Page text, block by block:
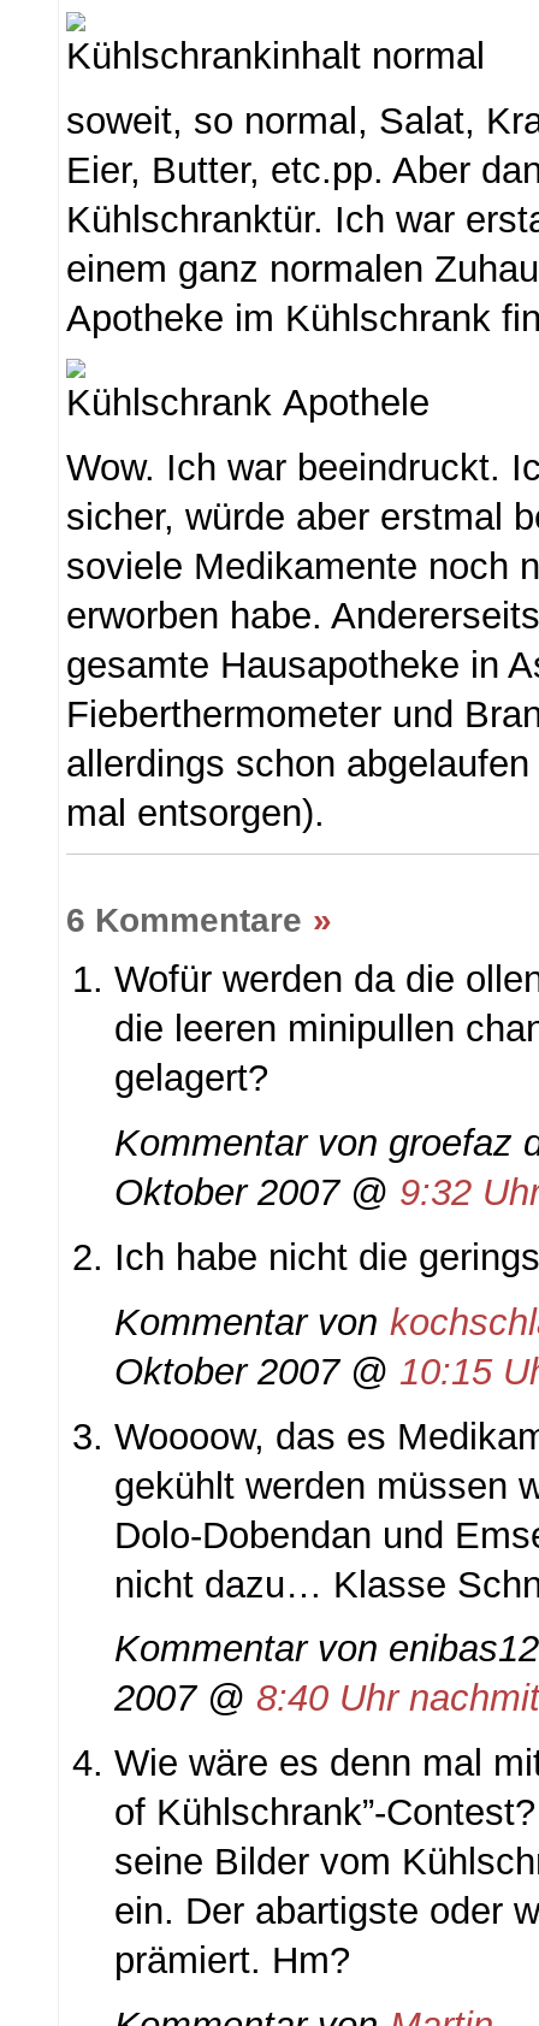
soweit, so normal, Salat,
Eier, Butter, etc.pp. Aber
Kühlschranktür. Ich war
einem ganz normalen
Apotheke im Kühlschrank
Wow. Ich war beeindruckt.
sicher, würde aber erstmal
soviele Medikamente noch
erworben habe.
gesamte Hausapotheke in
Fieberthermometer und
allerdings schon
mal entsorgen).
6 Kommentare »
Wofür werden da die
die leeren minipullen
gelagert?
Kommentar von groefaz
Oktober 2007 @ 9:32
Ich habe nicht die
Kommentar von
Oktober 2007 @ 10:15
Woooow, das es
gekühlt werden müssen
Dolo-Dobendan und
nicht dazu… Klasse
Kommentar von
2007 @ 8:40 Uhr
Wie wäre es denn mal
of Kühlschrank”-
seine Bilder vom
ein. Der abartigste oder
prämiert. Hm?